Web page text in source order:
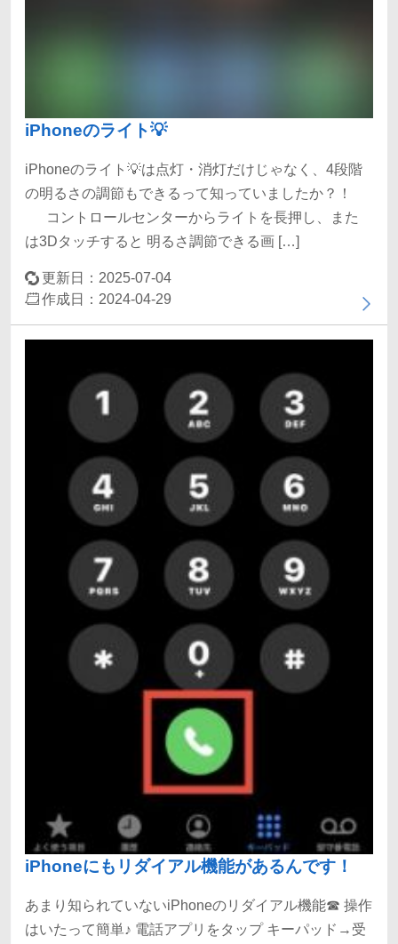
iPhoneのライト💡
iPhoneのライト💡は点灯・消灯だけじゃなく、4段階
の明るさの調節もできるって知っていましたか？！
コントロールセンターからライトを長押し、また
は3Dタッチすると 明るさ調節できる画 […]
更新日：2025-07-04
作成日：2024-04-29
iPhoneにもリダイアル機能があるんです！
あまり知られていないiPhoneのリダイアル機能☎ 操作
はいたって簡単♪ 電話アプリをタップ キーパッド→受